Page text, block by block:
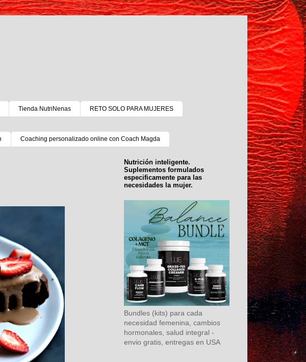
Tienda NutriNenas RETO SOLO PARA MUJERES
Coaching personalizado online con Coach Magda
Nutrición inteligente.
Suplementos formulados
especificamente para las
necesidades la mujer.
Bundles (kits) para cada
necesidad femenina, cambios
hormonales, salud integral -
envio gratis, entregas en USA